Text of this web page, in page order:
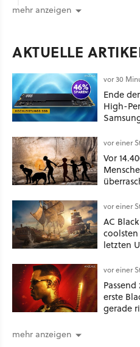
mehr anzeigen
AKTUELLE
vor 30
Ende
High-
vor einer
Vor
Spuren
vor einer
AC
letzten
vor einer
erste
gerade
mehr anzeigen